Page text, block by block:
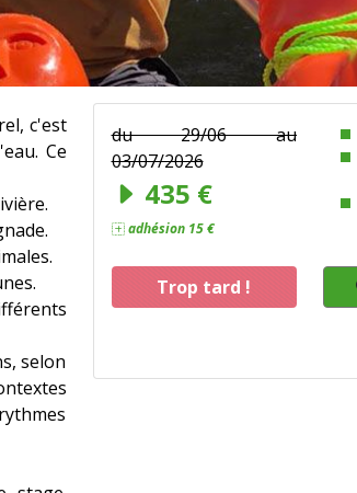
c'est
Ce
selon
du 29/06 au
03/07/2026
435 €
adhésion 15 €
Trop tard !